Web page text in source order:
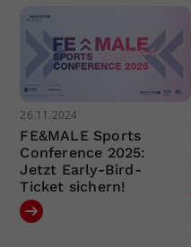
26.11.2024
FE&MALE Sports
Conference 2025:
Jetzt Early-Bird-
Ticket sichern!